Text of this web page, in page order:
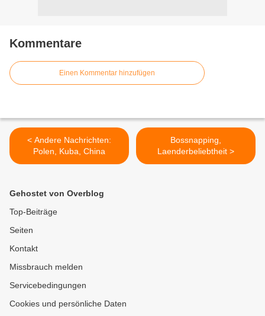
Kommentare
Einen Kommentar hinzufügen
< Andere Nachrichten:
Polen, Kuba, China
Bossnapping,
Laenderbeliebtheit >
Gehostet von Overblog
Top-Beiträge
Seiten
Kontakt
Missbrauch melden
Servicebedingungen
Cookies und persönliche Daten